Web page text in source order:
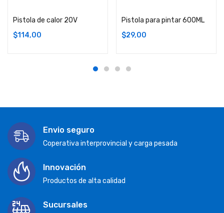
Pistola de calor 20V
$114,00
Pistola para pintar 600ML
$29,00
Envio seguro
Coperativa interprovincial y carga pesada
Innovación
Productos de alta calidad
Sucursales